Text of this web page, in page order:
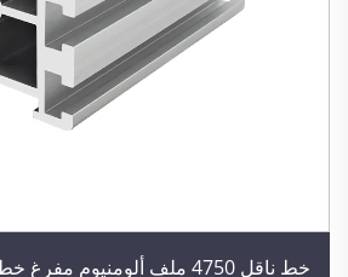
خط ناقل 4750 ملف ألومنيوم